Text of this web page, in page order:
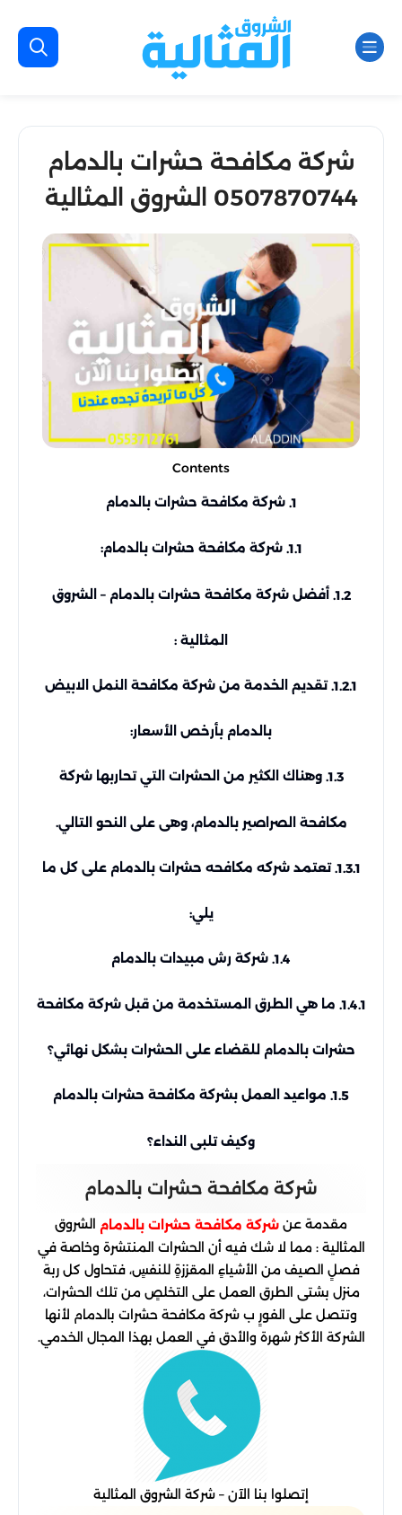
شركة مكافحة حشرات بالدمام
0507870744 الشروق المثالية
Contents
1. شركة مكافحة حشرات بالدمام
1.1. شركة مكافحة حشرات بالدمام:
1.2. أفضل شركة مكافحة حشرات بالدمام – الشروق
المثالية :
1.2.1. تقديم الخدمة من شركة مكافحة النمل الابيض
بالدمام بأرخص الأسعار:
1.3. وهناك الكثير من الحشرات التي تحاربها شركة
مكافحة الصراصير بالدمام، وهى على النحو التالي.
1.3.1. تعتمد شركه مكافحه حشرات بالدمام على كل ما
يلي:
1.4. شركة رش مبيدات بالدمام
1.4.1. ما هي الطرق المستخدمة من قبل شركة مكافحة
حشرات بالدمام للقضاء على الحشرات بشكل نهائي؟
1.5. مواعيد العمل بشركة مكافحة حشرات بالدمام
وكيف تلبى النداء؟
شركة مكافحة حشرات بالدمام
مقدمة عن شركة مكافحة حشرات بالدمام الشروق
المثالية : مما لا شك فيه أن الحشرات المنتشرة وخاصة في
فصلٍ الصيف من الأشياءٍ المقززةٍ للنفسٍ، فتحاول كل ربة
منزل بشتى الطرق العمل على التخلصٍ من تلك الحشرات،
وتتصل على الفورٍ ب شركة مكافحة حشرات بالدمام لأنها
الشركة الأكثر شهرة والأدق في العمل بهذا المجال الخدمي.
إتصلوا بنا الآن – شركة الشروق المثالية